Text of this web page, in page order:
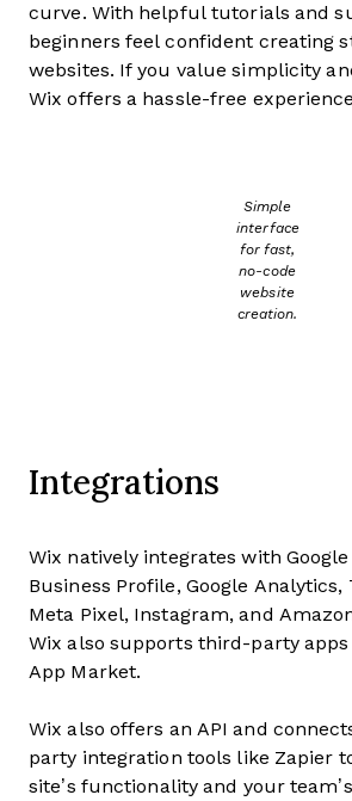
curve. With helpful tutorials and
beginners feel confident creating
websites. If you value simplicity
Wix offers a hassle-free
Simple
interface
for fast,
no-code
website
creation.
Integrations
Wix natively integrates with Google
Business Profile, Google Analytics,
Meta Pixel, Instagram, and
Wix also supports third-party
App Market.
Wix also offers an API and
party integration tools like Zapier
site’s functionality and your